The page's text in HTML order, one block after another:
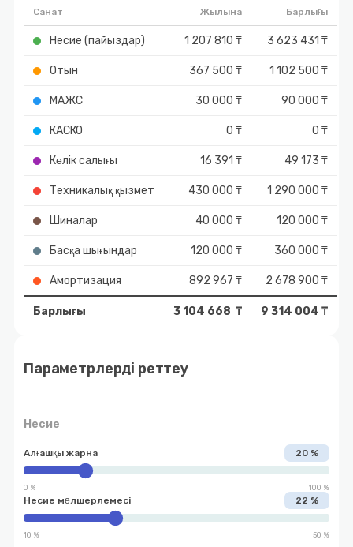
Санат Жылына Барлығы
Несие (пайыздар) 1 207 810 ₸ 3 623 431 ₸
Отын 367 500 ₸ 1 102 500 ₸
МАЖС 30 000 ₸ 90 000 ₸
КАСКО 0 ₸ 0 ₸
Көлік салығы 16 391 ₸ 49 173 ₸
Техникалық қызмет 430 000 ₸ 1 290 000 ₸
Шиналар 40 000 ₸ 120 000 ₸
Басқа шығындар 120 000 ₸ 360 000 ₸
Амортизация 892 967 ₸ 2 678 900 ₸
Барлығы 3 104 668 ₸ 9 314 004 ₸
Параметрлерді реттеу
Несие
Алғашқы жарна 20 %
0 % 100 %
Несие мөлшерлемесі 22 %
10 % 50 %